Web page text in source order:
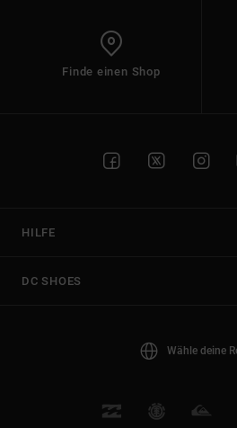
Finde einen Shop
HILFE
DC SHOES
Wähle deine